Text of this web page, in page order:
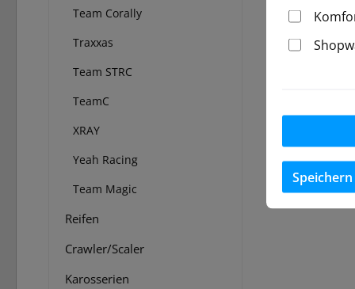
Team Corally
Traxxas
Team STRC
TeamC
XRAY
Yeah Racing
Team Magic
Reifen
Crawler/Scaler
Karosserien
Speichern